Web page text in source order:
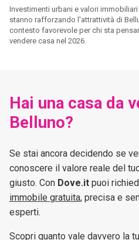
Investimenti urbani e valori
stanno rafforzando l'attrattività di
contesto favorevole per chi sta
vendere casa nel 2026.
Hai una casa da
Belluno?
Se stai ancora decidendo se
conoscere il valore reale del
giusto. Con Dove.it puoi
immobile gratuita, precisa e
esperti.
Scopri quanto vale davvero la